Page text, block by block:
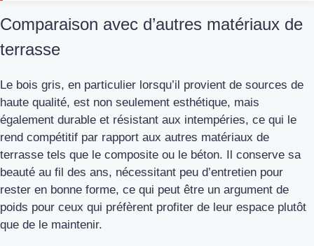
Comparaison avec d’autres matériaux de
terrasse
Le bois gris, en particulier lorsqu’il provient de sources de
haute qualité, est non seulement esthétique, mais
également durable et résistant aux intempéries, ce qui le
rend compétitif par rapport aux autres matériaux de
terrasse tels que le composite ou le béton. Il conserve sa
beauté au fil des ans, nécessitant peu d’entretien pour
rester en bonne forme, ce qui peut être un argument de
poids pour ceux qui préfèrent profiter de leur espace plutôt
que de le maintenir.